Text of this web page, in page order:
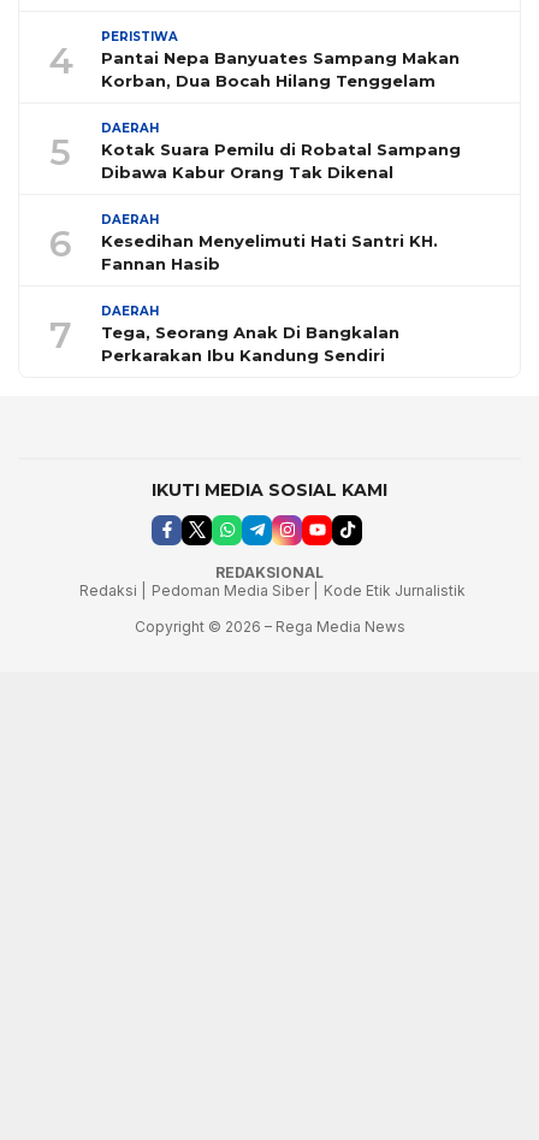
4
PERISTIWA
Pantai Nepa Banyuates Sampang Makan
Korban, Dua Bocah Hilang Tenggelam
5
DAERAH
Kotak Suara Pemilu di Robatal Sampang
Dibawa Kabur Orang Tak Dikenal
6
DAERAH
Kesedihan Menyelimuti Hati Santri KH.
Fannan Hasib
7
DAERAH
Tega, Seorang Anak Di Bangkalan
Perkarakan Ibu Kandung Sendiri
IKUTI MEDIA SOSIAL KAMI
REDAKSIONAL
Redaksi |
Pedoman Media Siber |
Kode Etik Jurnalistik
Copyright © 2026 – Rega Media News